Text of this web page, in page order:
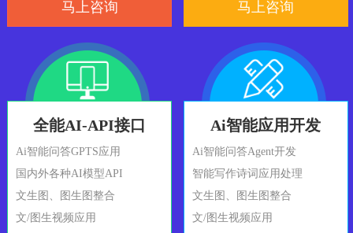
马上咨询 马上咨询
全能AI-API接口
Ai智能问答GPTS应用
国内外各种AI模型API
文生图、图生图整合
文/图生视频应用
Ai智能应用开发
Ai智能问答Agent开发
智能写作诗词应用处理
文生图、图生图整合
文/图生视频应用